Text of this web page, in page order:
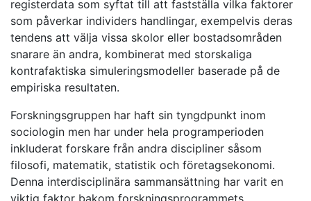
registerdata som syftat till att fastställa vilka faktorer
som påverkar individers handlingar, exempelvis deras
tendens att välja vissa skolor eller bostadsområden
snarare än andra, kombinerat med storskaliga
kontrafaktiska simuleringsmodeller baserade på de
empiriska resultaten.
Forskningsgruppen har haft sin tyngdpunkt inom
sociologin men har under hela programperioden
inkluderat forskare från andra discipliner såsom
filosofi, matematik, statistik och företagsekonomi.
Denna interdisciplinära sammansättning har varit en
viktig faktor bakom forskningsprogrammets